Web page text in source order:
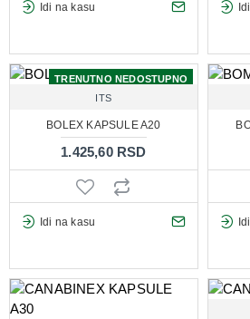
Idi na kasu
TRENUTNO NEDOSTUPNO
ITS
BOLEX KAPSULE A20
1.425,60 RSD
Idi na kasu